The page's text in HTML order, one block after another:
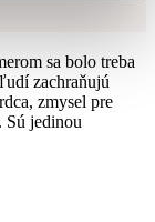
sa bolo treba
zachraňujú
zmysel pre
Sú jedinou